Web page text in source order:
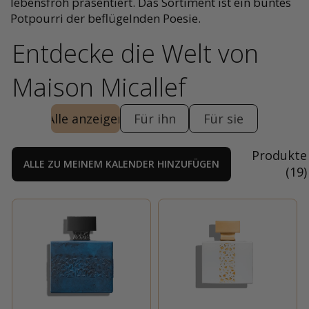
Potpourri der beflügelnden Poesie.
Entdecke die Welt von
Maison Micallef
Alle anzeigen Für ihn Für sie
ALLE ZU MEINEM KALENDER HINZUFÜGEN
Produkte
(19)